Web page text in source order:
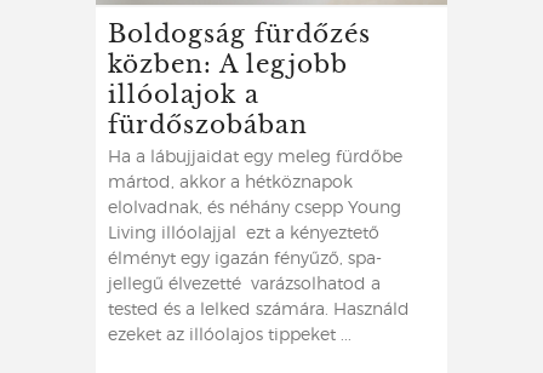
Boldogság fürdőzés
közben: A legjobb
illóolajok a
fürdőszobában
Ha a lábujjaidat egy meleg fürdőbe
mártod, akkor a hétköznapok
elolvadnak, és néhány csepp Young
Living illóolajjal ezt a kényeztető
élményt egy igazán fényűző, spa-
jellegű élvezetté varázsolhatod a
tested és a lelked számára. Használd
ezeket az illóolajos tippeket ...